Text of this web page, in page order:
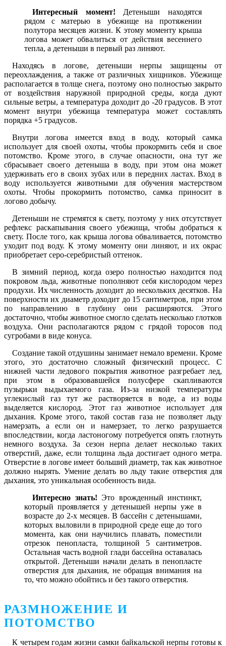
Интересный момент! Детеныши находятся
рядом с матерью в убежище на протяжении
полутора месяцев жизни. К этому моменту крыша
логова может обвалиться от действия весеннего
тепла, а детеныши в первый раз линяют.
Находясь в логове, детеныши нерпы защищены от
переохлаждения, а также от различных хищников. Убежище
располагается в толще снега, поэтому оно полностью закрыто
от воздействия наружной природной среды, когда дуют
сильные ветры, а температура доходит до -20 градусов. В этот
момент внутри убежища температура может составлять
порядка +5 градусов.
Внутри логова имеется вход в воду, который самка
использует для своей охоты, чтобы прокормить себя и свое
потомство. Кроме этого, в случае опасности, она тут же
сбрасывает своего детеныша в воду, при этом она может
удерживать его в своих зубах или в передних ластах. Вход в
воду используется животными для обучения мастерством
охоты. Чтобы прокормить потомство, самка приносит в
логово добычу.
Детеныши не стремятся к свету, поэтому у них отсутствует
рефлекс раскапывания своего убежища, чтобы добраться к
свету. После того, как крыша логова обваливается, потомство
уходит под воду. К этому моменту они линяют, и их окрас
приобретает серо-серебристый оттенок.
В зимний период, когда озеро полностью находится под
покровом льда, животные пополняют себя кислородом через
продухи. Их численность доходит до нескольких десятков. На
поверхности их диаметр доходит до 15 сантиметров, при этом
по направлению в глубину они расширяются. Этого
достаточно, чтобы животное смогло сделать несколько глотков
воздуха. Они располагаются рядом с грядой торосов под
сугробами в виде конуса.
Создание такой отдушины занимает немало времени. Кроме
этого, это достаточно сложный физический процесс. С
нижней части ледового покрытия животное разгребает лед,
при этом в образовавшейся полусфере скапливаются
пузырьки выдыхаемого газа. Из-за низкой температуры
углекислый газ тут же растворяется в воде, а из воды
выделяется кислород. Этот газ животное использует для
дыхания. Кроме этого, такой состав газа не позволяет льду
намерзать, а если он и намерзает, то легко разрушается
впоследствии, когда ластоногому потребуется опять глотнуть
немного воздуха. За сезон нерпа делает несколько таких
отверстий, даже, если толщина льда достигает одного метра.
Отверстие в логове имеет больший диаметр, так как животное
должно нырять. Умение делать во льду такие отверстия для
дыхания, это уникальная особенность вида.
Интересно знать! Это врожденный инстинкт,
который проявляется у детенышей нерпы уже в
возрасте до 2-х месяцев. В бассейн с детенышами,
которых выловили в природной среде еще до того
момента, как они научились плавать, поместили
отрезок пенопласта, толщиной 5 сантиметров.
Остальная часть водной глади бассейна оставалась
открытой. Детеныши начали делать в пенопласте
отверстия для дыхания, не обращая внимания на
то, что можно обойтись и без такого отверстия.
РАЗМНОЖЕНИЕ И
ПОТОМСТВО
К четырем годам жизни самки байкальской нерпы готовы к